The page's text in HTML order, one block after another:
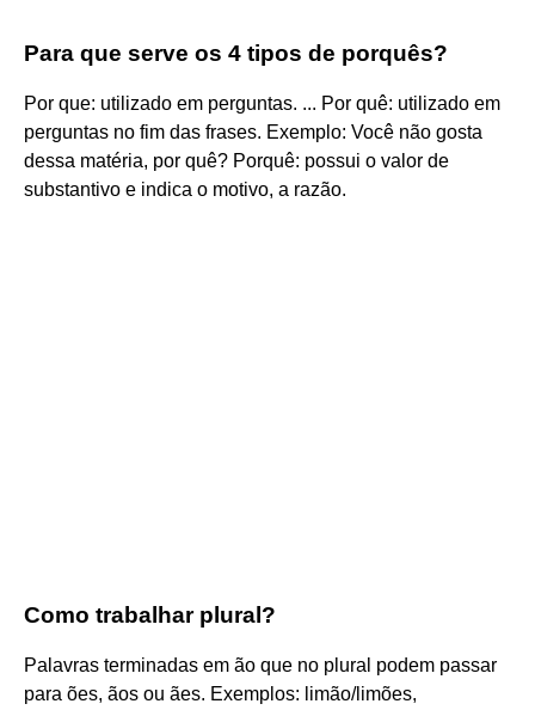
Para que serve os 4 tipos de porquês?
Por que: utilizado em perguntas. ... Por quê: utilizado em
perguntas no fim das frases. Exemplo: Você não gosta
dessa matéria, por quê? Porquê: possui o valor de
substantivo e indica o motivo, a razão.
Como trabalhar plural?
Palavras terminadas em ão que no plural podem passar
para ões, ãos ou ães. Exemplos: limão/limões,